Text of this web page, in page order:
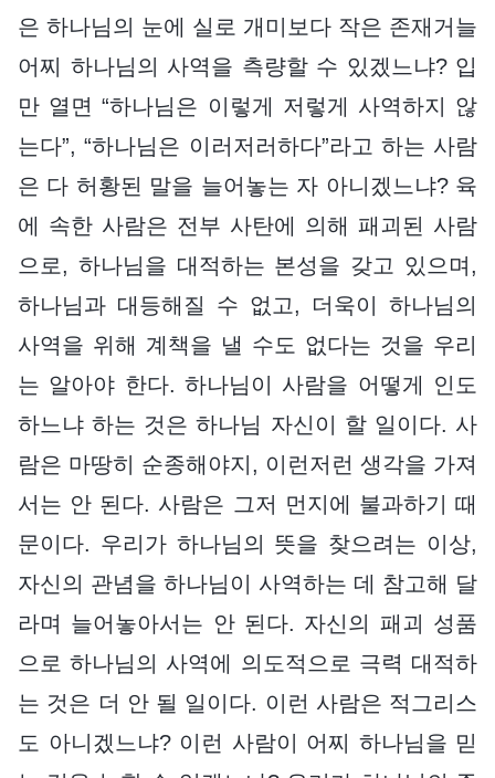
은 하나님의 눈에 실로 개미보다 작은 존재거늘
어찌 하나님의 사역을 측량할 수 있겠느냐? 입
만 열면 “하나님은 이렇게 저렇게 사역하지 않
는다”, “하나님은 이러저러하다”라고 하는 사람
은 다 허황된 말을 늘어놓는 자 아니겠느냐? 육
에 속한 사람은 전부 사탄에 의해 패괴된 사람
으로, 하나님을 대적하는 본성을 갖고 있으며,
하나님과 대등해질 수 없고, 더욱이 하나님의
사역을 위해 계책을 낼 수도 없다는 것을 우리
는 알아야 한다. 하나님이 사람을 어떻게 인도
하느냐 하는 것은 하나님 자신이 할 일이다. 사
람은 마땅히 순종해야지, 이런저런 생각을 가져
서는 안 된다. 사람은 그저 먼지에 불과하기 때
문이다. 우리가 하나님의 뜻을 찾으려는 이상,
자신의 관념을 하나님이 사역하는 데 참고해 달
라며 늘어놓아서는 안 된다. 자신의 패괴 성품
으로 하나님의 사역에 의도적으로 극력 대적하
는 것은 더 안 될 일이다. 이런 사람은 적그리스
도 아니겠느냐? 이런 사람이 어찌 하나님을 믿